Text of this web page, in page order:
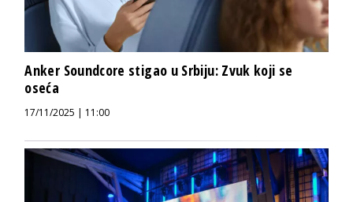
Anker Soundcore stigao u Srbiju: Zvuk koji se
oseća
17/11/2025 | 11:00